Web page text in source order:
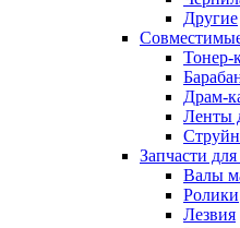
Другие
Тонер-
Драм-
Ленты
Запчасти
Валы
Ролики
Лезвия